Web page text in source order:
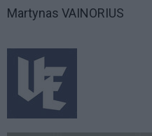
Martynas VAINORIUS